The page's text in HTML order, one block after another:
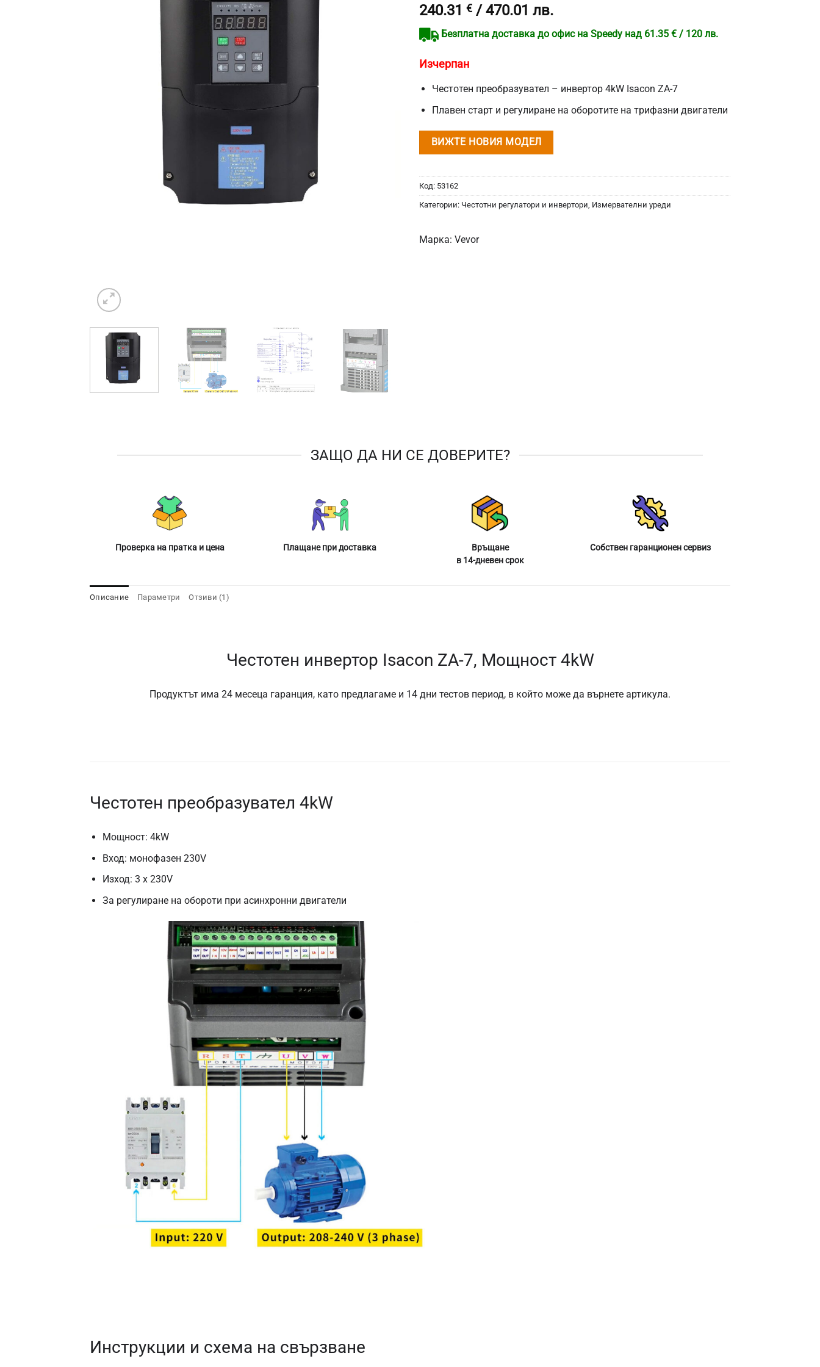
от 5,
базирано
на
потребителски
240.31 € / 470.01 лв.
Безплатна доставка до офис на Speedy над 61.35 € / 120 лв.
Изчерпан
Честотен преобразувател – инвертор 4kW Isacon ZA-7
Плавен старт и регулиране на оборотите на трифазни двигатели
ВИЖТЕ НОВИЯ МОДЕЛ
Код: 53162
Категории: Честотни регулатори и инвертори, Измервателни уреди
Марка: Vevor
ЗАЩО ДА НИ СЕ ДОВЕРИТЕ?
Проверка на пратка и цена Плащане при доставка
Връщане
в 14-дневен срок
Собствен гаранционен сервиз
Описание Параметри Отзиви (1)
Честотен инвертор Isacon ZA-7, Мощност 4kW
Продуктът има 24 месеца гаранция, като предлагаме и 14 дни тестов период, в който може да върнете артикула.
Честотен преобразувател 4kW
Мощност: 4kW
Вход: монофазен 230V
Изход: 3 x 230V
За регулиране на обороти при асинхронни двигатели
Инструкции и схема на свързване